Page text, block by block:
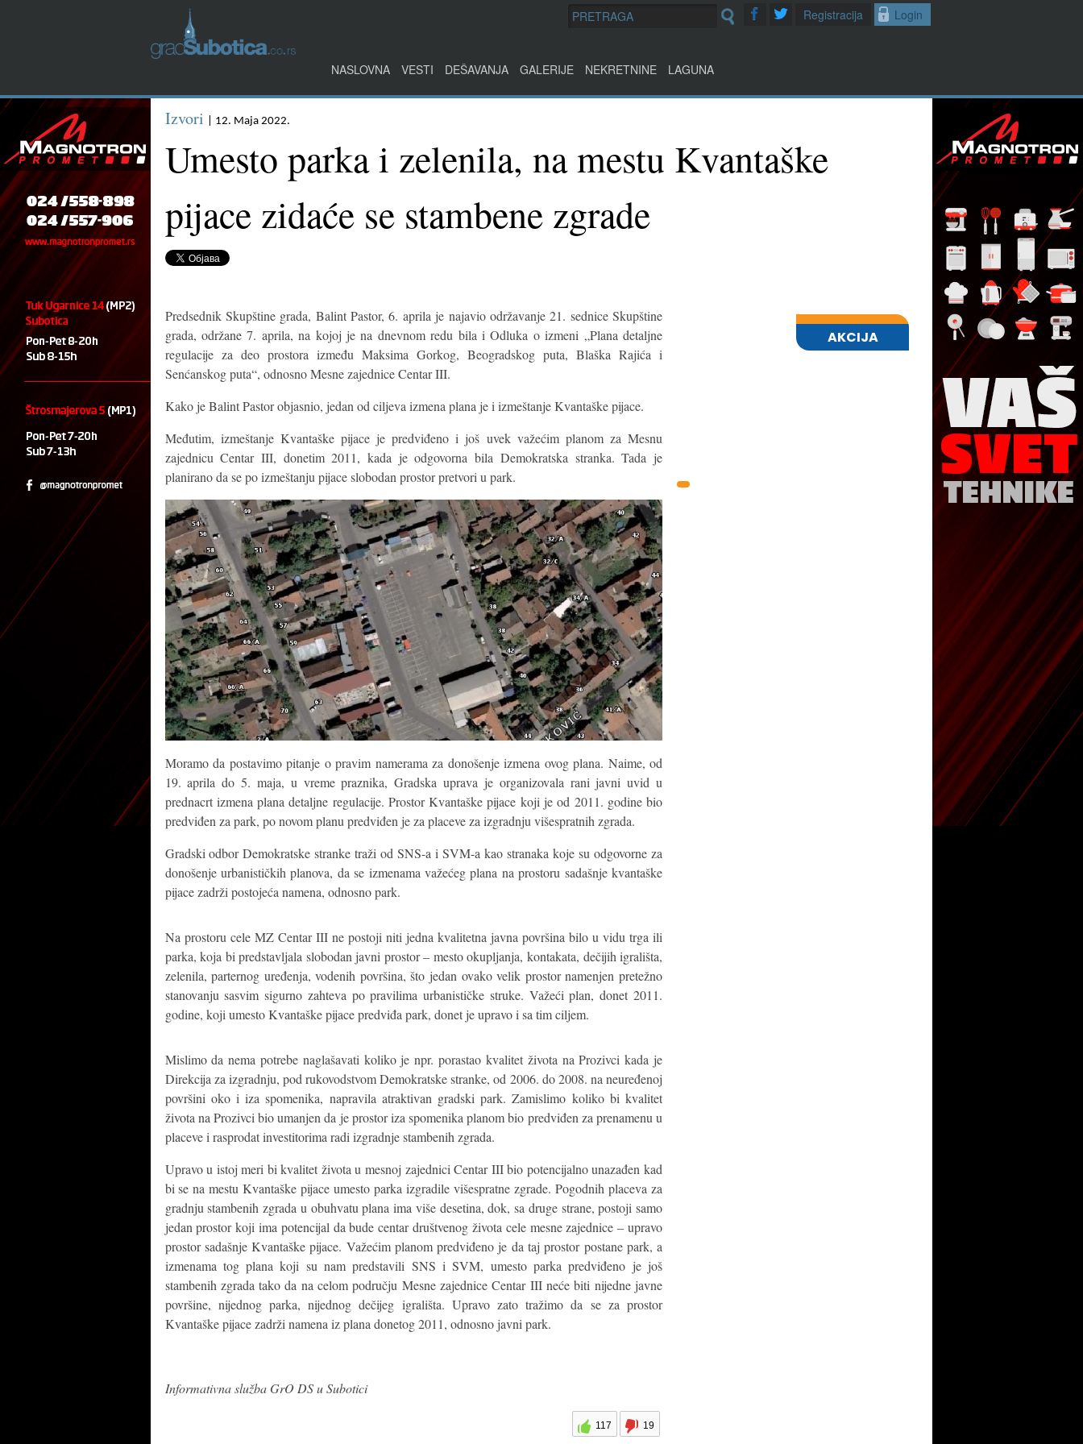
Login
Registracija
NASLOVNA VESTI DEŠAVANJA GALERIJE NEKRETNINE LAGUNA
Izvori | 12. Maja 2022.
Umesto parka i zelenila, na mestu Kvantaške
pijace zidaće se stambene zgrade
Predsednik Skupštine grada, Balint Pastor, 6. aprila je najavio održavanje 21. sednice Skupštine
grada, održane 7. aprila, na kojoj je na dnevnom redu bila i Odluka o izmeni „Plana detaljne
regulacije za deo prostora između Maksima Gorkog, Beogradskog puta, Blaška Rajića i
Senćanskog puta“, odnosno Mesne zajednice Centar III.
Kako je Balint Pastor objasnio, jedan od ciljeva izmena plana je i izmeštanje Kvantaške pijace.
Međutim, izmeštanje Kvantaške pijace je predviđeno i još uvek važećim planom za Mesnu
zajednicu Centar III, donetim 2011, kada je odgovorna bila Demokratska stranka. Tada je
planirano da se po izmeštanju pijace slobodan prostor pretvori u park.
Moramo da postavimo pitanje o pravim namerama za donošenje izmena ovog plana. Naime, od
19. aprila do 5. maja, u vreme praznika, Gradska uprava je organizovala rani javni uvid u
prednacrt izmena plana detaljne regulacije. Prostor Kvantaške pijace koji je od 2011. godine bio
predviđen za park, po novom planu predviđen je za placeve za izgradnju višespratnih zgrada.
Gradski odbor Demokratske stranke traži od SNS-a i SVM-a kao stranaka koje su odgovorne za
donošenje urbanističkih planova, da se izmenama važećeg plana na prostoru sadašnje kvantaške
pijace zadrži postojeća namena, odnosno park.
Na prostoru cele MZ Centar III ne postoji niti jedna kvalitetna javna površina bilo u vidu trga ili
parka, koja bi predstavljala slobodan javni prostor – mesto okupljanja, kontakata, dečijih igrališta,
zelenila, parternog uređenja, vodenih površina, što jedan ovako velik prostor namenjen pretežno
stanovanju sasvim sigurno zahteva po pravilima urbanističke struke. Važeći plan, donet 2011.
godine, koji umesto Kvantaške pijace predviđa park, donet je upravo i sa tim ciljem.
Mislimo da nema potrebe naglašavati koliko je npr. porastao kvalitet života na Prozivci kada je
Direkcija za izgradnju, pod rukovodstvom Demokratske stranke, od 2006. do 2008. na neuređenoj
površini oko i iza spomenika, napravila atraktivan gradski park. Zamislimo koliko bi kvalitet
života na Prozivci bio umanjen da je prostor iza spomenika planom bio predviđen za prenamenu u
placeve i rasprodat investitorima radi izgradnje stambenih zgrada.
Upravo u istoj meri bi kvalitet života u mesnoj zajednici Centar III bio potencijalno unazađen kad
bi se na mestu Kvantaške pijace umesto parka izgradile višespratne zgrade. Pogodnih placeva za
gradnju stambenih zgrada u obuhvatu plana ima više desetina, dok, sa druge strane, postoji samo
jedan prostor koji ima potencijal da bude centar društvenog života cele mesne zajednice – upravo
prostor sadašnje Kvantaške pijace. Važećim planom predviđeno je da taj prostor postane park, a
izmenama tog plana koji su nam predstavili SNS i SVM, umesto parka predviđeno je još
stambenih zgrada tako da na celom području Mesne zajednice Centar III neće biti nijedne javne
površine, nijednog parka, nijednog dečijeg igrališta. Upravo zato tražimo da se za prostor
Kvantaške pijace zadrži namena iz plana donetog 2011, odnosno javni park.
Informativna služba GrO DS u Subotici
117 19